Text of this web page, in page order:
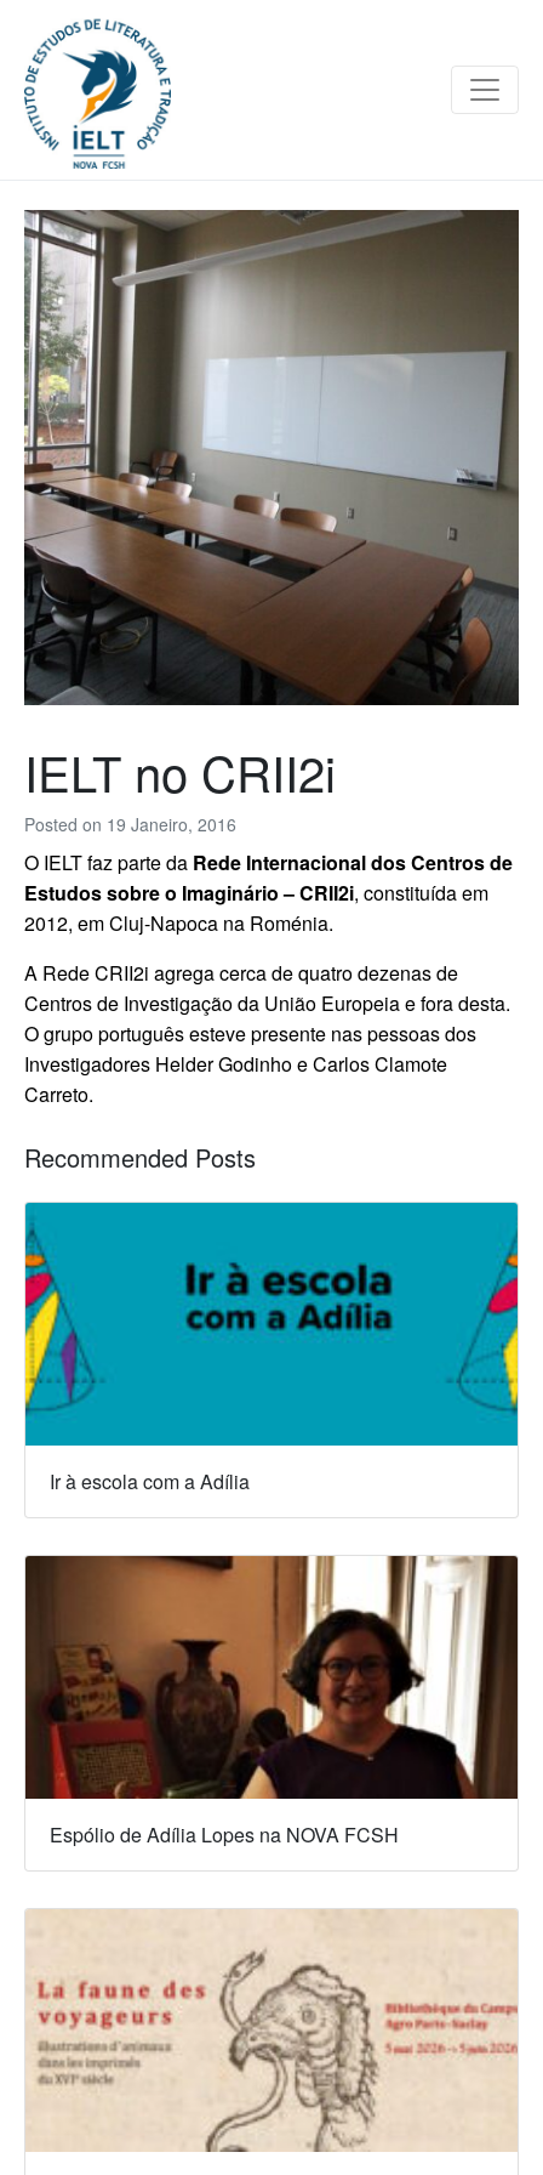
Posted on 19 Janeiro, 2016
IELT no CRII2i
O IELT faz parte da Rede Internacional dos Centros de
Estudos sobre o Imaginário – CRII2i, constituída em
2012, em Cluj-Napoca na Roménia.
A Rede CRII2i agrega cerca de quatro dezenas de
Centros de Investigação da União Europeia e fora desta.
O grupo português esteve presente nas pessoas dos
Investigadores Helder Godinho e Carlos Clamote
Carreto.
Recommended Posts
Ir à escola com a Adília
Espólio de Adília Lopes na NOVA FCSH